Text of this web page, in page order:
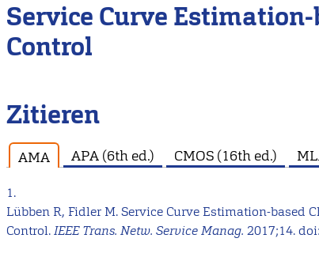
Inhalt
Service Curve
Control
Zitieren
AMA APA (6th ed.) CMOS (16th ed.)
1.
Lübben R, Fidler M. Service Curve Estimation-
Control.IEEE Trans. Netw. Service Manag. 2017;14.